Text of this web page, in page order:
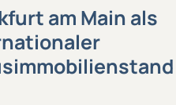
am Main als